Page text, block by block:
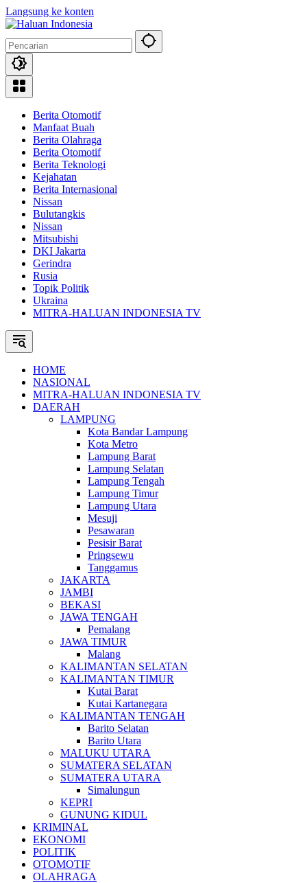
Langsung ke konten
Berita Otomotif
Manfaat Buah
Berita Olahraga
Berita Otomotif
Berita Teknologi
Kejahatan
Berita Internasional
Nissan
Bulutangkis
Nissan
Mitsubishi
DKI Jakarta
Gerindra
Rusia
Topik Politik
Ukraina
MITRA-HALUAN INDONESIA TV
HOME
NASIONAL
MITRA-HALUAN INDONESIA TV
DAERAH
LAMPUNG
Kota Bandar Lampung
Kota Metro
Lampung Barat
Lampung Selatan
Lampung Tengah
Lampung Timur
Lampung Utara
Mesuji
Pesawaran
Pesisir Barat
Pringsewu
Tanggamus
JAKARTA
JAMBI
BEKASI
JAWA TENGAH
Pemalang
JAWA TIMUR
Malang
KALIMANTAN SELATAN
KALIMANTAN TIMUR
Kutai Barat
Kutai Kartanegara
KALIMANTAN TENGAH
Barito Selatan
Barito Utara
MALUKU UTARA
SUMATERA SELATAN
SUMATERA UTARA
Simalungun
KEPRI
GUNUNG KIDUL
KRIMINAL
EKONOMI
POLITIK
OTOMOTIF
OLAHRAGA